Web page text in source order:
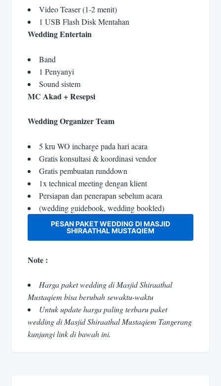
Video Teaser (1-2 menit)
1 USB Flash Disk Mentahan
Wedding Entertain
Band
1 Penyanyi
Sound sistem
MC Akad + Resepsi
Wedding Organizer Team
5 kru WO incharge pada hari acara
Gratis konsultasi & koordinasi vendor
Gratis pembuatan runddown
1x technical meeting dengan klient
Persiapan dan penerapan sebelum acara
(wedding guidebook, wedding bookled)
PESAN PAKET WEDDING DI MASJID
SHIRAATHAL MUSTAQIEM
Note :
Harga paket wedding di Masjid Shiraathal
Mustaqiem bisa berubah sewaktu-waktu
Untuk update harga paling terbaru paket
wedding di Masjid Shiraathal Mustaqiem Tangerang
kunjungi link di bawah ini.